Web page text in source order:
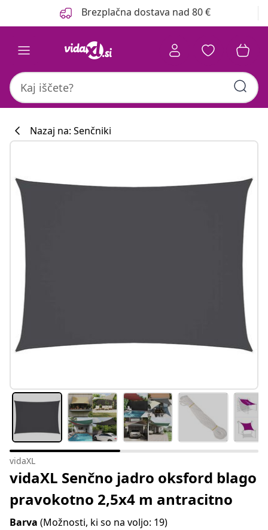
Brezplačna dostava nad 80 €
Nazaj na: Senčniki
vidaXL
vidaXL Senčno jadro oksford blago
pravokotno 2,5x4 m antracitno
Barva (Možnosti, ki so na voljo: 19)